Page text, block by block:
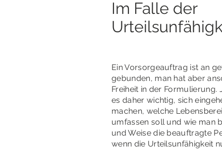
Im Falle der
Ein Vorsorgeauftrag ist an
gebunden, man hat aber
Freiheit in der Formulierung.
es daher wichtig, sich
machen, welche
umfassen soll und wie man
und Weise die beauftragte
wenn die Urteilsunfähigkeit